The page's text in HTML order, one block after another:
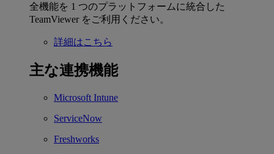
全機能を 1 つのプラットフォームに統合した
TeamViewer をご利用ください。
詳細はこちら
主な連携機能
Microsoft Intune
ServiceNow
Freshworks